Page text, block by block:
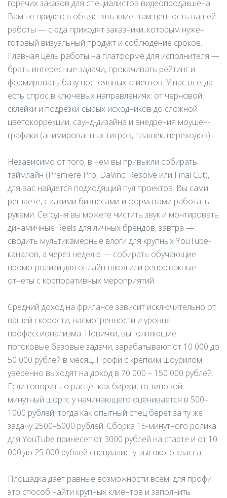
горячих заказов для специалистов видеопродакшена.
Вам не придется объяснять клиентам ценность вашей
работы — сюда приходят заказчики, которым нужен
готовый визуальный продукт и соблюдение сроков.
Главная цель работы на платформе для исполнителя —
брать интересные задачи, прокачивать рейтинг и
формировать базу постоянных клиентов. У нас всегда
есть спрос в ключевых направлениях: от черновой
склейки и подрезки сырых исходников до сложной
цветокоррекции, саунд-дизайна и внедрения моушен-
графики (анимированных титров, плашек, переходов).
Независимо от того, в чем вы привыкли собирать
таймлайн (Premiere Pro, DaVinci Resolve или Final Cut),
для вас найдется подходящий пул проектов. Вы сами
решаете, с какими бизнесами и форматами работать
руками. Сегодня вы можете чистить звук и монтировать
динамичные Reels для личных брендов, завтра —
сводить мультикамерные влоги для крупных YouTube-
каналов, а через неделю — собирать обучающие
промо-ролики для онлайн-школ или репортажные
отчеты с корпоративных мероприятий.
Средний доход на фрилансе зависит исключительно от
вашей скорости, насмотренности и уровня
профессионализма. Новички, выполняющие
потоковые базовые задачи, зарабатывают от 10 000 до
50 000 рублей в месяц. Профи с крепким шоурилом
уверенно выходят на доход в 70 000 – 150 000 рублей.
Если говорить о расценках биржи, то типовой
минутный шортс у начинающего оценивается в 500–
1000 рублей, тогда как опытный спец берет за ту же
задачу 2500–5000 рублей. Сборка 15-минутного ролика
для YouTube принесет от 3000 рублей на старте и от 10
000 до 25 000 рублей специалисту высокого класса.
Площадка дает равные возможности всем: для профи
это способ найти крупных клиентов и заполнить